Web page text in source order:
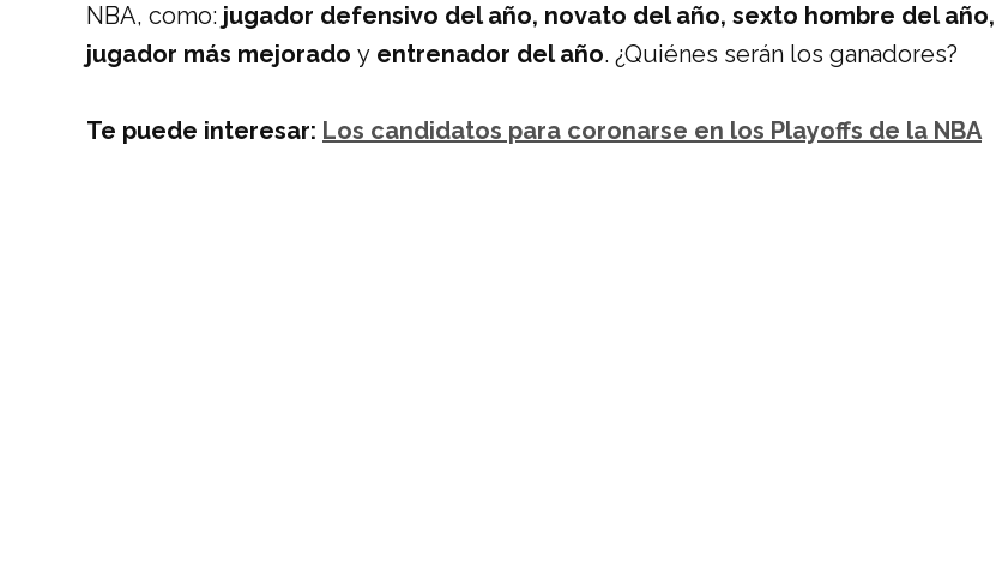
NBA, como: jugador defensivo del año, novato del año, sexto hombre del año,
jugador más mejorado y entrenador del año. ¿Quiénes serán los ganadores?
Te puede interesar: Los candidatos para coronarse en los Playoffs de la NBA